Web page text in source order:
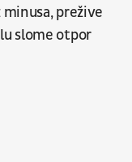
prežive
slome otpor